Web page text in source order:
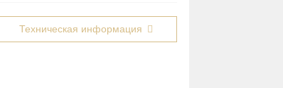
Техническая информация